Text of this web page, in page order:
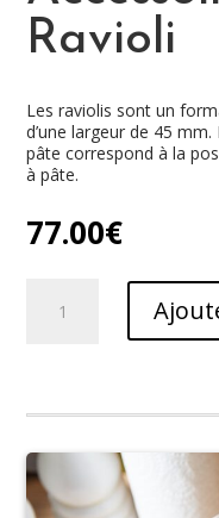
Ravioli
Les raviolis sont un
d’une largeur de 45
pâte correspond à la
à pâte.
77.00€